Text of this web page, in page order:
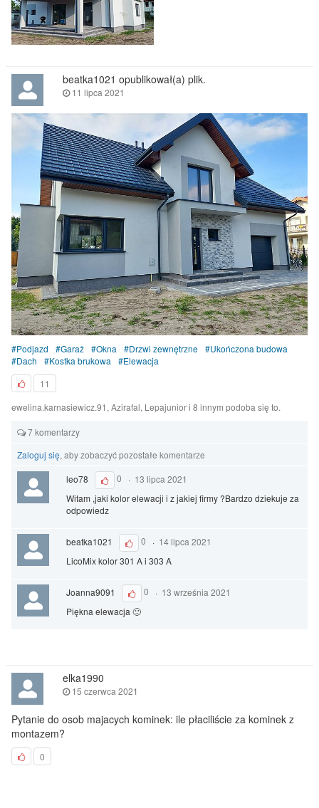
beatka1021 opublikował(a) plik.
11 lipca 2021
Podjazd Garaż Okna Drzwi zewnętrzne
Ukończona budowa
Dach
Kostka brukowa
Elewacja
11
ewelina.karnasiewicz.91, Azirafal, Lepajunior i 8 innym podoba się to.
7 komentarzy
Zaloguj się, aby zobaczyć pozostałe komentarze
leo78
0 · 13 lipca 2021
Witam ,jaki kolor elewacji i z jakiej firmy ?Bardzo dziekuje za
odpowiedz
beatka1021 0 · 14 lipca 2021
LicoMix kolor 301 A i 303 A
Joanna9091 0 · 13 września 2021
Piękna elewacja 🙂
elka1990
15 czerwca 2021
Pytanie do osob majacych kominek: ile płaciliście za kominek z
montazem?
0